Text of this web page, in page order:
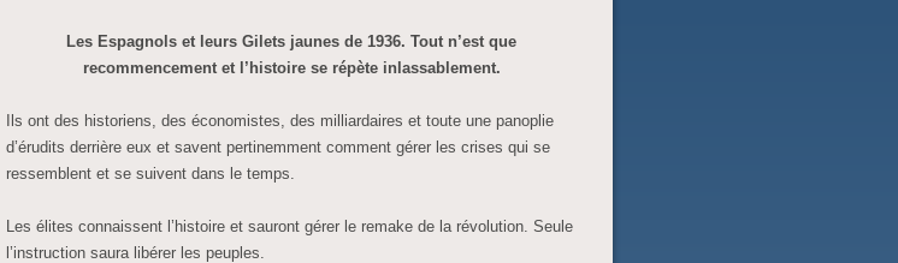
Les Espagnols et leurs Gilets jaunes de 1936. Tout n’est que
recommencement et l’histoire se répète inlassablement.
Ils ont des historiens, des économistes, des milliardaires et toute une panoplie
d’érudits derrière eux et savent pertinemment comment gérer les crises qui se
ressemblent et se suivent dans le temps.
Les élites connaissent l’histoire et sauront gérer le remake de la révolution. Seule
l’instruction saura libérer les peuples.